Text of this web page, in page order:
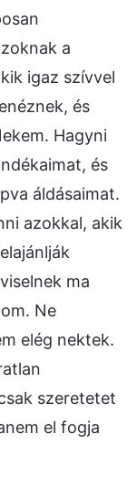
a
igaz szívvel
és
Hagyni
és
áldásaimat.
azokkal, akik
ma
Ne
elég nektek.
szeretetet
el fogja